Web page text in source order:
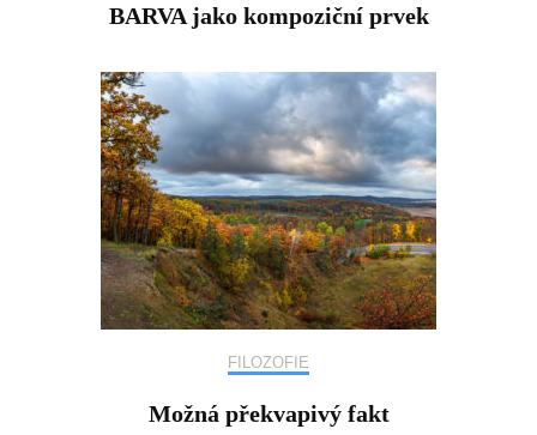
BARVA jako kompoziční prvek
FILOZOFIE
Možná překvapivý fakt